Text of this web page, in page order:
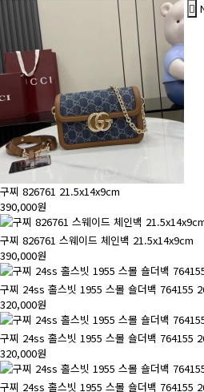
구찌 826761 21.5x14x9cm
390,000원
구찌 826761 스웨이드 체인백 21.5x14x9cm
390,000원
구찌 24ss 홀스빗 1955 스몰 숄더백 764155
320,000원
구찌 24ss 홀스빗 1955 스몰 숄더백 764155
320,000원
구찌 24ss 홀스빗 1955 스몰 숄더백 764155